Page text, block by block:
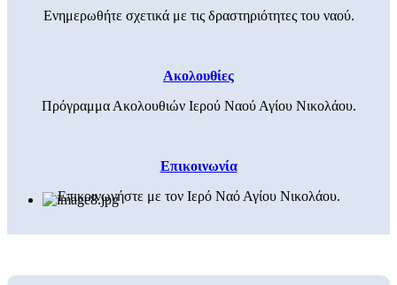
Ενημερωθήτε σχετικά με τις δραστηριότητες του ναού.
Ακολουθίες
Πρόγραμμα Ακολουθιών Ιερού Ναού Αγίου Νικολάου.
Επικοινωνία
Επικοινωνήστε με τον Ιερό Ναό Αγίου Νικολάου.